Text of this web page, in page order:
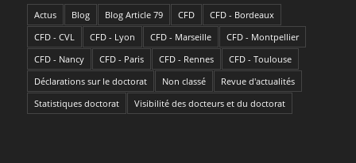
Actus Blog Blog Article 79 CFD
CFD - Bordeaux
CFD - CVL
CFD - Lyon CFD - Marseille
CFD - Montpellier
CFD - Nancy
CFD - Paris CFD - Rennes
CFD - Toulouse
Déclarations sur le doctorat
Non classé
Revue d'actualités
Statistiques doctorat
Visibilité des docteurs et du doctorat